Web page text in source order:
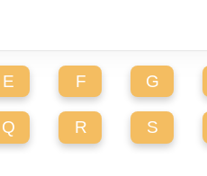
E F G
Q R S